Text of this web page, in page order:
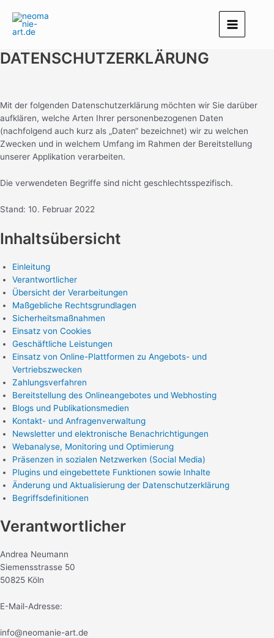
Inhalt
springen
Main
DATENSCHUTZERKLÄRUNG
Mit der folgenden Datenschutzerklärung möchten wir Sie darüber
aufklären, welche Arten Ihrer personenbezogenen Daten
(nachfolgend auch kurz als „Daten“ bezeichnet) wir zu welchen
Zwecken und in welchem Umfang im Rahmen der Bereitstellung
unserer Applikation verarbeiten.
Die verwendeten Begriffe sind nicht geschlechtsspezifisch.
Stand: 10. Februar 2022
Inhaltsübersicht
Einleitung
Verantwortlicher
Übersicht der Verarbeitungen
Maßgebliche Rechtsgrundlagen
Sicherheitsmaßnahmen
Einsatz von Cookies
Geschäftliche Leistungen
Einsatz von Online-Plattformen zu Angebots- und
Vertriebszwecken
Zahlungsverfahren
Bereitstellung des Onlineangebotes und Webhosting
Blogs und Publikationsmedien
Kontakt- und Anfragenverwaltung
Newsletter und elektronische Benachrichtigungen
Webanalyse, Monitoring und Optimierung
Präsenzen in sozialen Netzwerken (Social Media)
Plugins und eingebettete Funktionen sowie Inhalte
Änderung und Aktualisierung der Datenschutzerklärung
Begriffsdefinitionen
Verantwortlicher
Andrea Neumann
Siemensstrasse 50
50825 Köln
E-Mail-Adresse:
info@neomanie-art.de